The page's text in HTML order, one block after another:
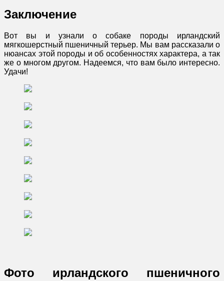
Заключение
Вот вы и узнали о собаке породы ирландский
мягкошерстный пшеничный терьер. Мы вам рассказали о
нюансах этой породы и об особенностях характера, а так
же о многом другом. Надеемся, что вам было интересно.
Удачи!
Фото ирландского пшеничного